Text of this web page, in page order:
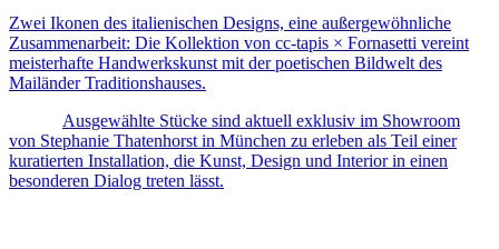
Zwei Ikonen des italienischen Designs, eine außergewöhnliche
Zusammenarbeit: Die Kollektion von cc-tapis × Fornasetti vereint
meisterhafte Handwerkskunst mit der poetischen Bildwelt des
Mailänder Traditionshauses.
Ausgewählte Stücke sind aktuell exklusiv im Showroom
von Stephanie Thatenhorst in München zu erleben als Teil einer
kuratierten Installation, die Kunst, Design und Interior in einen
besonderen Dialog treten lässt.